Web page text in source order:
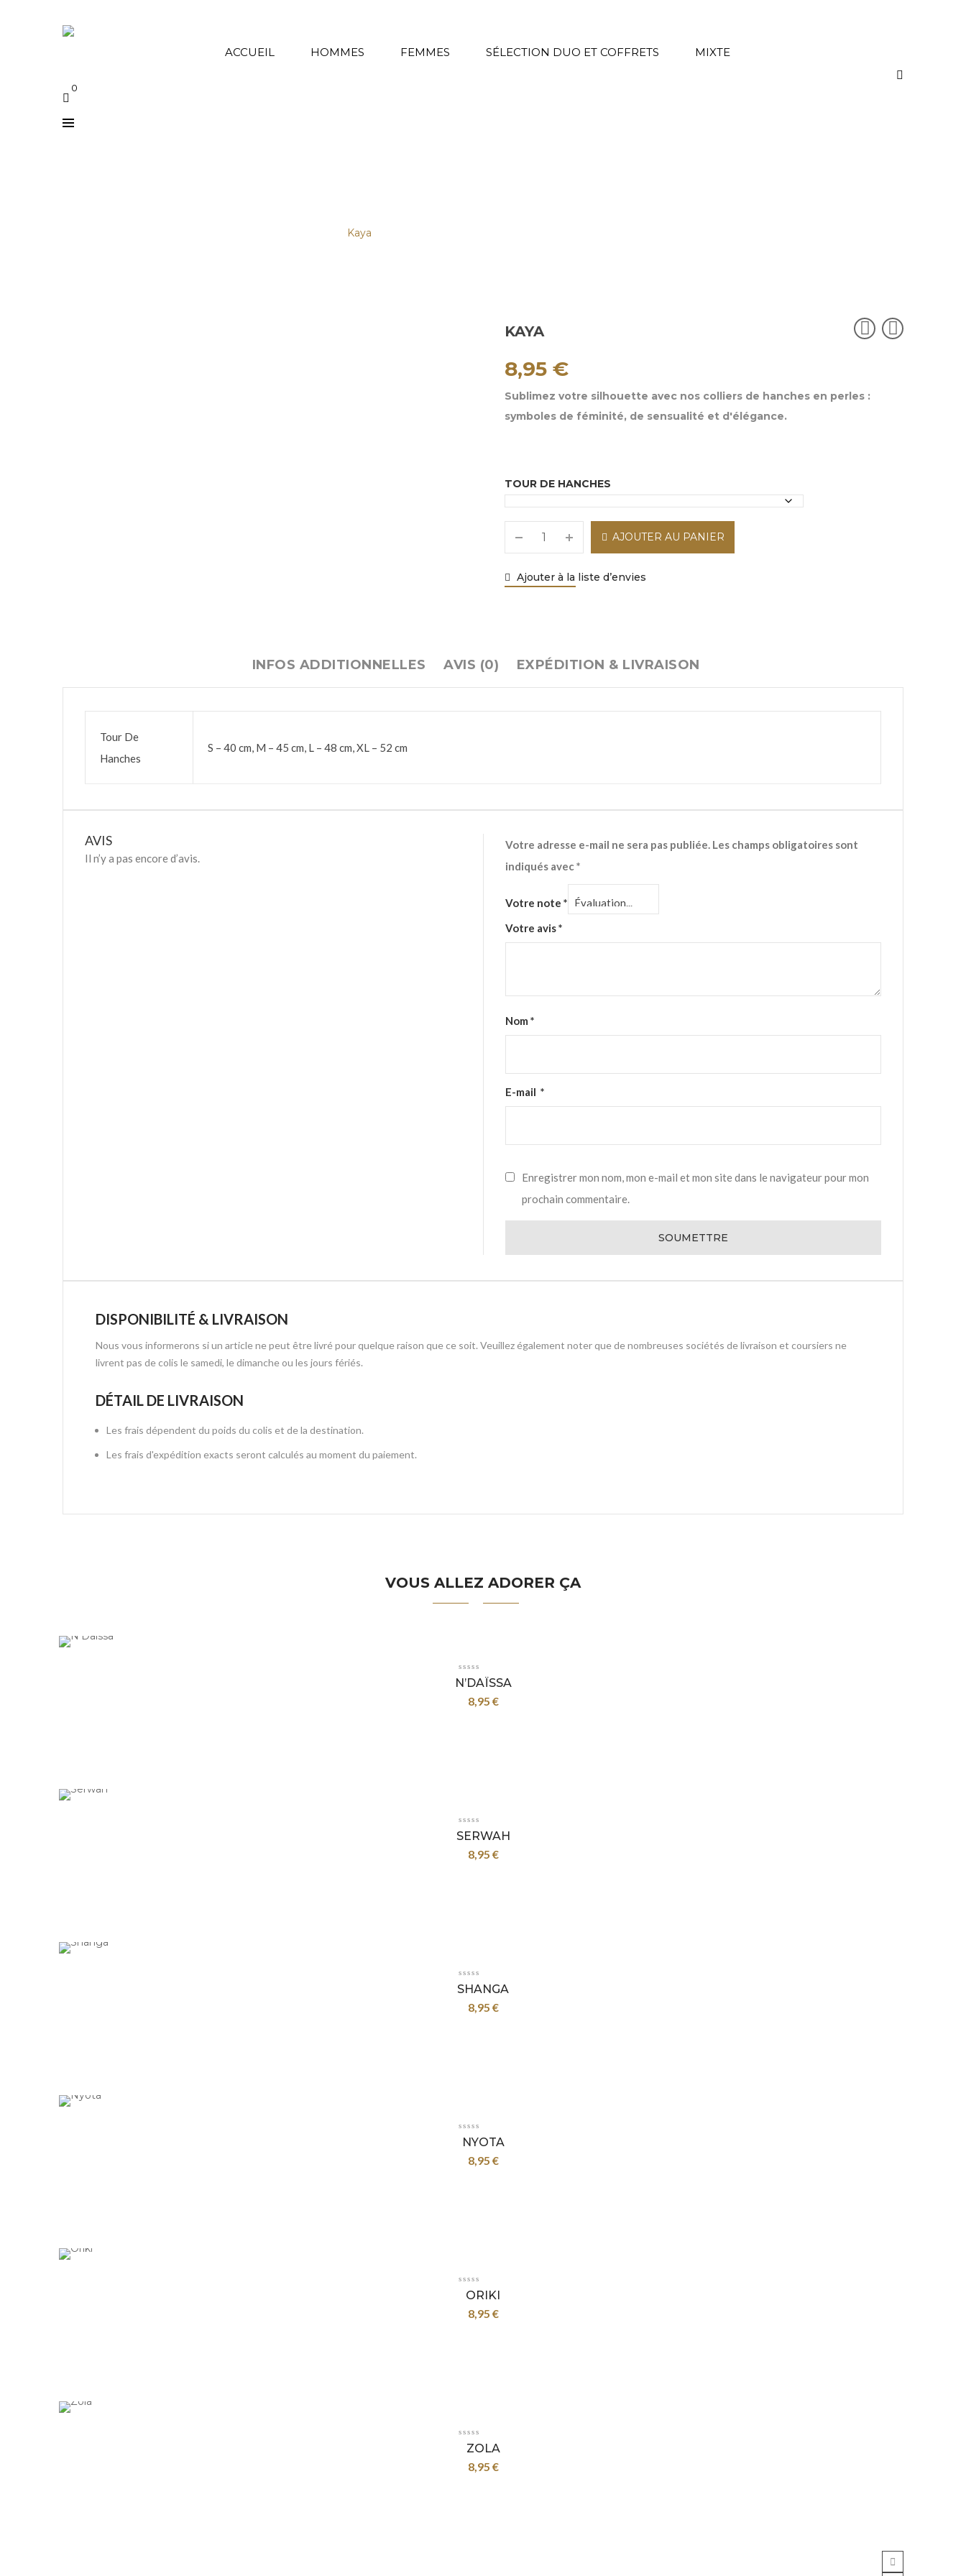
ACCUEIL HOMMES FEMMES SÉLECTION DUO ET COFFRETS MIXTE
0
Kaya
KAYA
8,95 €
Sublimez votre silhouette avec nos colliers de hanches en perles :
symboles de féminité, de sensualité et d'élégance.
TOUR DE HANCHES
AJOUTER AU PANIER
Ajouter à la liste d’envies
INFOS ADDITIONNELLES AVIS (0) EXPÉDITION & LIVRAISON
Tour De
Hanches
S – 40 cm, M – 45 cm, L – 48 cm, XL – 52 cm
AVIS
Il n’y a pas encore d’avis.
Votre adresse e-mail ne sera pas publiée. Les champs obligatoires sont
indiqués avec*
Votre note *
Votre avis*
Nom *
E-mail *
Enregistrer mon nom, mon e-mail et mon site dans le navigateur pour mon
prochain commentaire.
DISPONIBILITÉ & LIVRAISON
Nous vous informerons si un article ne peut être livré pour quelque raison que ce soit. Veuillez également noter que de nombreuses sociétés de livraison et coursiers ne
livrent pas de colis le samedi, le dimanche ou les jours fériés.
DÉTAIL DE LIVRAISON
Les frais dépendent du poids du colis et de la destination.
Les frais d'expédition exacts seront calculés au moment du paiement.
VOUS ALLEZ ADORER ÇA
N’DAÏSSA
8,95 €
SERWAH
8,95 €
SHANGA
8,95 €
NYOTA
8,95 €
ORIKI
8,95 €
ZOLA
8,95 €
Say Connect